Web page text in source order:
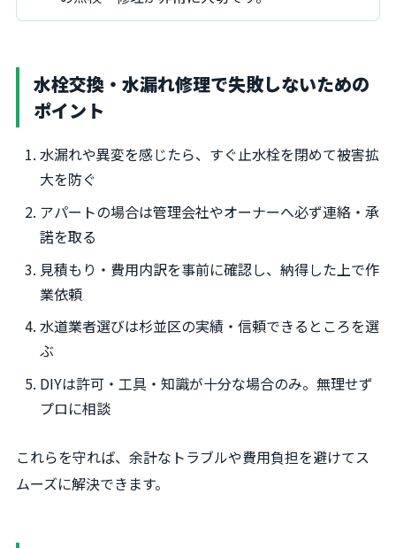
水栓交換・水漏れ修理で失敗しないための
ポイント
水漏れや異変を感じたら、すぐ止水栓を閉めて被害拡
大を防ぐ
アパートの場合は管理会社やオーナーへ必ず連絡・承
諾を取る
見積もり・費用内訳を事前に確認し、納得した上で作
業依頼
水道業者選びは杉並区の実績・信頼できるところを選
ぶ
DIYは許可・工具・知識が十分な場合のみ。無理せず
プロに相談
これらを守れば、余計なトラブルや費用負担を避けてス
ムーズに解決できます。